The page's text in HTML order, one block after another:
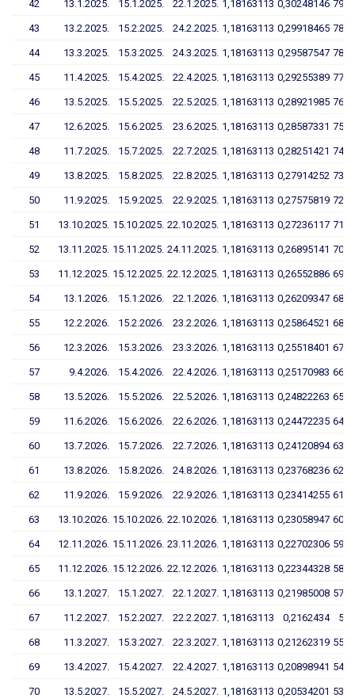
42 13.1.2025. 15.1.2025. 22.1.2025. 1,18163113 0,30248146
43 13.2.2025. 15.2.2025. 24.2.2025. 1,18163113 0,29918465
44 13.3.2025. 15.3.2025. 24.3.2025. 1,18163113 0,29587547
45 11.4.2025. 15.4.2025. 22.4.2025. 1,18163113 0,29255389
46 13.5.2025. 15.5.2025. 22.5.2025. 1,18163113 0,28921985
47 12.6.2025. 15.6.2025. 23.6.2025. 1,18163113 0,28587331
48 11.7.2025. 15.7.2025. 22.7.2025. 1,18163113 0,28251421
49 13.8.2025. 15.8.2025. 22.8.2025. 1,18163113 0,27914252
50 11.9.2025. 15.9.2025. 22.9.2025. 1,18163113 0,27575819
51 13.10.2025. 15.10.2025. 22.10.2025. 1,18163113 0,27236117
52 13.11.2025. 15.11.2025. 24.11.2025. 1,18163113 0,26895141
53 11.12.2025. 15.12.2025. 22.12.2025. 1,18163113 0,26552886
54 13.1.2026. 15.1.2026. 22.1.2026. 1,18163113 0,26209347
55 12.2.2026. 15.2.2026. 23.2.2026. 1,18163113 0,25864521
56 12.3.2026. 15.3.2026. 23.3.2026. 1,18163113 0,25518401
57 9.4.2026. 15.4.2026. 22.4.2026. 1,18163113 0,25170983
58 13.5.2026. 15.5.2026. 22.5.2026. 1,18163113 0,24822263
59 11.6.2026. 15.6.2026. 22.6.2026. 1,18163113 0,24472235
60 13.7.2026. 15.7.2026. 22.7.2026. 1,18163113 0,24120894
61 13.8.2026. 15.8.2026. 24.8.2026. 1,18163113 0,23768236
62 11.9.2026. 15.9.2026. 22.9.2026. 1,18163113 0,23414255
63 13.10.2026. 15.10.2026. 22.10.2026. 1,18163113 0,23058947
64 12.11.2026. 15.11.2026. 23.11.2026. 1,18163113 0,22702306
65 11.12.2026. 15.12.2026. 22.12.2026. 1,18163113 0,22344328
66 13.1.2027. 15.1.2027. 22.1.2027. 1,18163113 0,21985008
67 11.2.2027. 15.2.2027. 22.2.2027. 1,18163113 0,2162434
68 11.3.2027. 15.3.2027. 22.3.2027. 1,18163113 0,21262319
69 13.4.2027. 15.4.2027. 22.4.2027. 1,18163113 0,20898941
70 13.5.2027. 15.5.2027. 24.5.2027. 1,18163113 0,20534201